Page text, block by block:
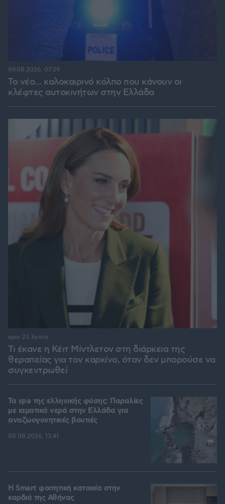
Το νέο... καλοκαιρινό κόλπο που κάνουν οι
κλέφτες αυτοκινήτων στην Ελλάδα
09.08.2026, 07:29
Τι έκανε η Κέιτ Μίντλετον στη διάρκεια της
θεραπείας για τον καρκίνο, όταν δεν μπορούσε να
συγκεντρωθεί
πριν 23 λεπτά
Τα spa της ελληνικής φύσης: Παραλίες
με ιαματικά νερά στην Ελλάδα για
αναζωογονητικές βουτιές
08.08.2026, 13:41
Η Smart φοιτητική κατοικία στην
καρδιά της Αθήνας